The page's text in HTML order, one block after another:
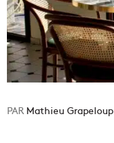
Mathieu Grapeloup